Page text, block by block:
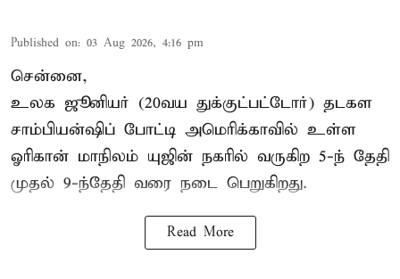
Published on: 03 Aug 2026, 4:16 pm
சென்னை,
உலக ஜூனியர் (20வய துக்குட்பட்டோர்) தடகள
சாம்பியன்ஷிப் போட்டி அமெரிக்காவில் உள்ள
ஓரிகான் மாநிலம் யுஜின் நகரில் வருகிற 5-ந் தேதி
முதல் 9-ந்தேதி வரை நடை பெறுகிறது.
Read More